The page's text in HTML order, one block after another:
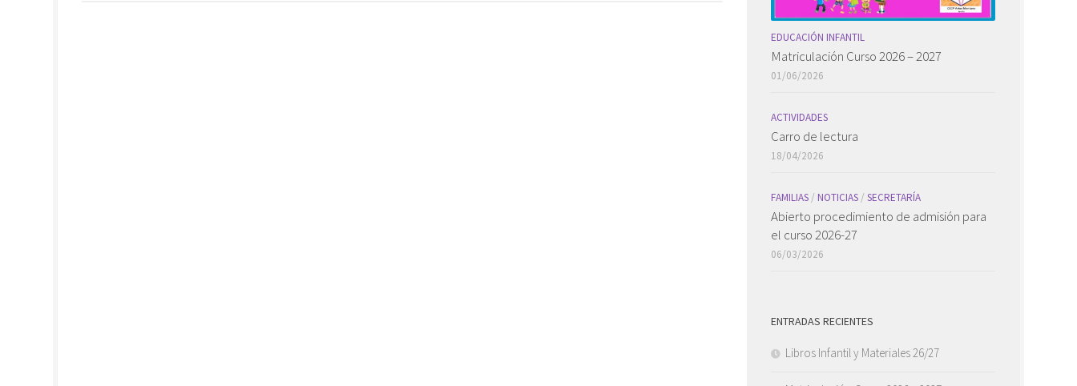
EDUCACIÓN INFANTIL
Matriculación Curso 2026 – 2027
01/06/2026
ACTIVIDADES
Carro de lectura
18/04/2026
FAMILIAS/ NOTICIAS/ SECRETARÍA
Abierto procedimiento de admisión para
el curso 2026-27
06/03/2026
ENTRADAS RECIENTES
Libros Infantil y Materiales 26/27